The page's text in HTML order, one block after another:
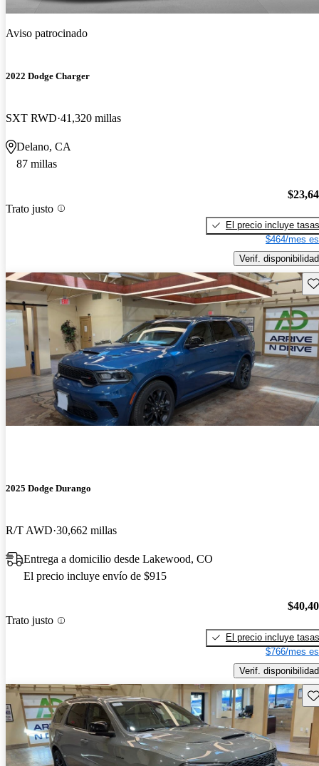
Aviso patrocinado
2022 Dodge Charger
SXT RWD 41,320 millas
Delano, CA
87 millas
Trato justo
El precio incluye tasas
$464/mes
Verif. disponibilidad
2025 Dodge Durango
R/T AWD 30,662 millas
Entrega a domicilio desde Lakewood, CO
El precio incluye envío de $915
Trato justo
El precio incluye tasas
$766/mes
Verif. disponibilidad